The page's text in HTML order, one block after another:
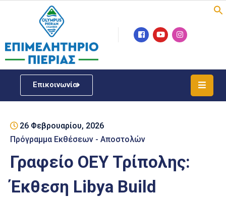
Επικοινωνία
Επιμελητήριο
Νέα
ΓΕΜΗ
Επιχειρηματική
Υποστήριξη
26 Φεβρουαρίου, 2026
Πρόγραμμα Εκθέσεων - Αποστολών
Γραφείο ΟΕΥ Τρίπολης:
Έκθεση Libya Build